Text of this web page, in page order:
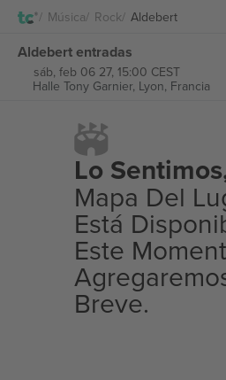
Música Rock Aldebert
Aldebert entradas
sáb, feb 06 27, 15:00 CEST
Halle Tony Garnier, Lyon, Francia
Lo
Mapa Del
Está
Este
Breve.